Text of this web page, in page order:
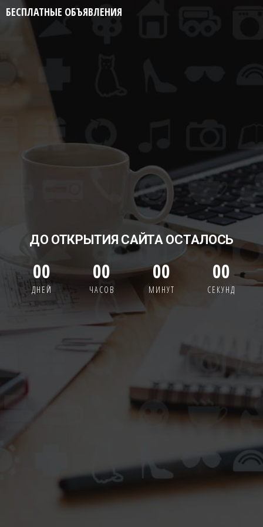
БЕСПЛАТНЫЕ ОБЪЯВЛЕНИЯ
ДО ОТКРЫТИЯ САЙТА ОСТАЛОСЬ
00
ДНЕЙ
00
ЧАСОВ
00
МИНУТ
00
СЕКУНД